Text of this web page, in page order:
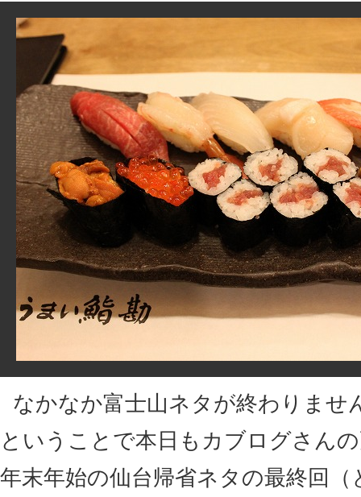
なかなか富士山ネタが終わりませ
ということで本日もカブログさん
年末年始の仙台帰省ネタの最終回